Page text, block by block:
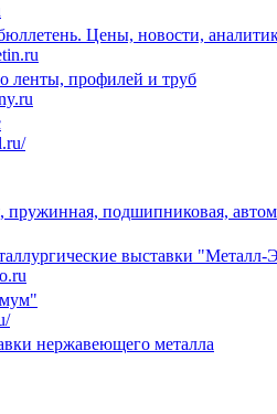
Цены, новости,
ленты, профилей и труб
пружинная, подшипниковая,
выставки "Металл-
нержавеющего металла